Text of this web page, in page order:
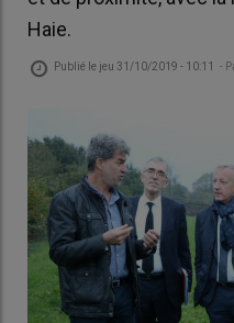
Haie.
Publié le jeu 31/10/2019 - 10:11 -